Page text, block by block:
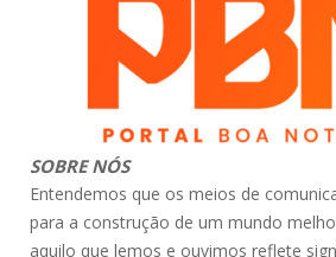
SOBRE NÓS
Entendemos que os meios de
para a construção de um mundo
aquilo que lemos e ouvimos reflete